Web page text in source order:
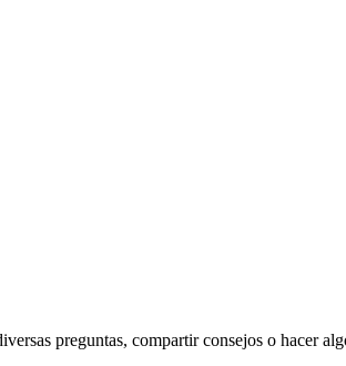
preguntas, compartir consejos o hacer